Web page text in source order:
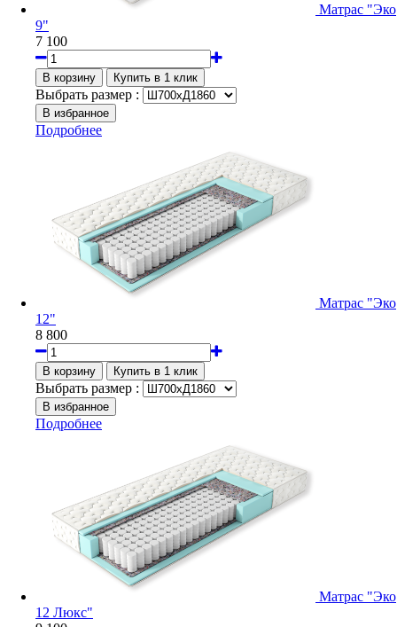
Матрас "Эко
9"
7 100
Выбрать размер :
Подробнее
Матрас "Эко
12"
8 800
Выбрать размер :
Подробнее
Матрас "Эко
12 Люкс"